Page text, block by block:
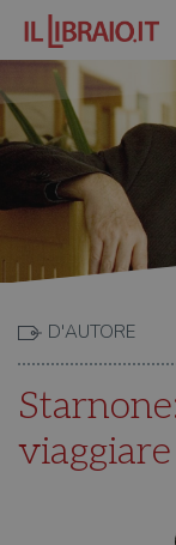
D'AUTORE